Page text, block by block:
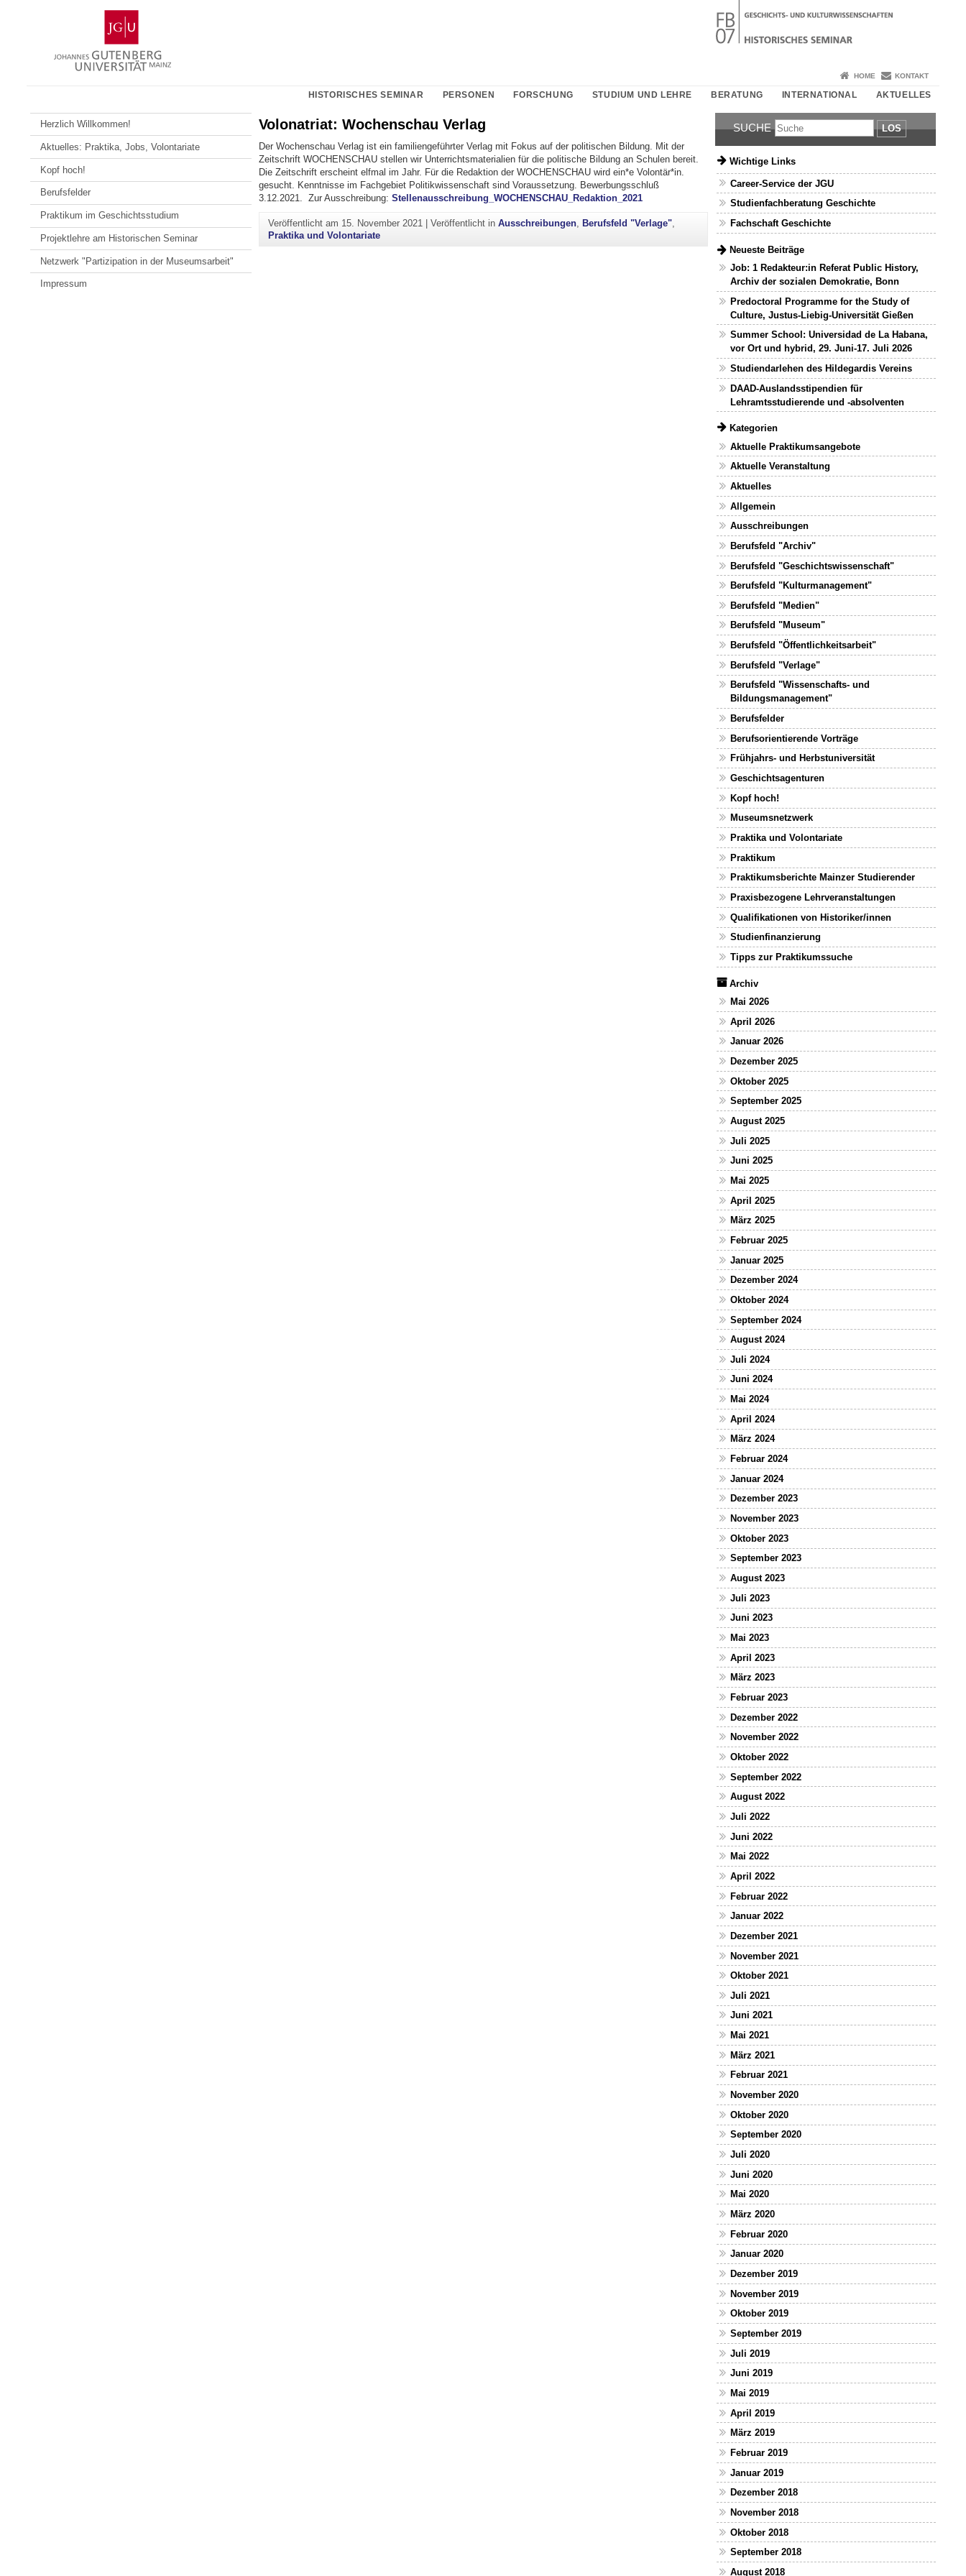
Gutenberg-
Universität
Mainz
HOME KONTAKT
HISTORISCHES SEMINAR PERSONEN FORSCHUNG STUDIUM UND LEHRE BERATUNG INTERNATIONAL AKTUELLES
Herzlich Willkommen!
Aktuelles: Praktika, Jobs, Volontariate
Kopf hoch!
Berufsfelder
Praktikum im Geschichtsstudium
Projektlehre am Historischen Seminar
Netzwerk "Partizipation in der Museumsarbeit"
Impressum
Volonatriat: Wochenschau Verlag
Der Wochenschau Verlag ist ein familiengeführter Verlag mit Fokus auf der politischen Bildung. Mit der
Zeitschrift WOCHENSCHAU stellen wir Unterrichtsmaterialien für die politische Bildung an Schulen bereit.
Die Zeitschrift erscheint elfmal im Jahr. Für die Redaktion der WOCHENSCHAU wird ein*e Volontär*in.
gesucht. Kenntnisse im Fachgebiet Politikwissenschaft sind Voraussetzung. Bewerbungsschluß
3.12.2021. Zur Ausschreibung: Stellenausschreibung_WOCHENSCHAU_Redaktion_2021
Veröffentlicht am 15. November 2021 |Veröffentlicht inAusschreibungen, Berufsfeld "Verlage",
Praktika und Volontariate
SUCHE LOS
Wichtige Links
Career-Service der JGU
Studienfachberatung Geschichte
Fachschaft Geschichte
Neueste Beiträge
Job: 1 Redakteur:in Referat Public History,
Archiv der sozialen Demokratie, Bonn
Predoctoral Programme for the Study of
Culture, Justus-Liebig-Universität Gießen
Summer School: Universidad de La Habana,
vor Ort und hybrid, 29. Juni-17. Juli 2026
Studiendarlehen des Hildegardis Vereins
DAAD-Auslandsstipendien für
Lehramtsstudierende und -absolventen
Kategorien
Aktuelle Praktikumsangebote
Aktuelle Veranstaltung
Aktuelles
Allgemein
Ausschreibungen
Berufsfeld "Archiv"
Berufsfeld "Geschichtswissenschaft"
Berufsfeld "Kulturmanagement"
Berufsfeld "Medien"
Berufsfeld "Museum"
Berufsfeld "Öffentlichkeitsarbeit"
Berufsfeld "Verlage"
Berufsfeld "Wissenschafts- und
Bildungsmanagement"
Berufsfelder
Berufsorientierende Vorträge
Frühjahrs- und Herbstuniversität
Geschichtsagenturen
Kopf hoch!
Museumsnetzwerk
Praktika und Volontariate
Praktikum
Praktikumsberichte Mainzer Studierender
Praxisbezogene Lehrveranstaltungen
Qualifikationen von Historiker/innen
Studienfinanzierung
Tipps zur Praktikumssuche
Archiv
Mai 2026
April 2026
Januar 2026
Dezember 2025
Oktober 2025
September 2025
August 2025
Juli 2025
Juni 2025
Mai 2025
April 2025
März 2025
Februar 2025
Januar 2025
Dezember 2024
Oktober 2024
September 2024
August 2024
Juli 2024
Juni 2024
Mai 2024
April 2024
März 2024
Februar 2024
Januar 2024
Dezember 2023
November 2023
Oktober 2023
September 2023
August 2023
Juli 2023
Juni 2023
Mai 2023
April 2023
März 2023
Februar 2023
Dezember 2022
November 2022
Oktober 2022
September 2022
August 2022
Juli 2022
Juni 2022
Mai 2022
April 2022
Februar 2022
Januar 2022
Dezember 2021
November 2021
Oktober 2021
Juli 2021
Juni 2021
Mai 2021
März 2021
Februar 2021
November 2020
Oktober 2020
September 2020
Juli 2020
Juni 2020
Mai 2020
März 2020
Februar 2020
Januar 2020
Dezember 2019
November 2019
Oktober 2019
September 2019
Juli 2019
Juni 2019
Mai 2019
April 2019
März 2019
Februar 2019
Januar 2019
Dezember 2018
November 2018
Oktober 2018
September 2018
August 2018